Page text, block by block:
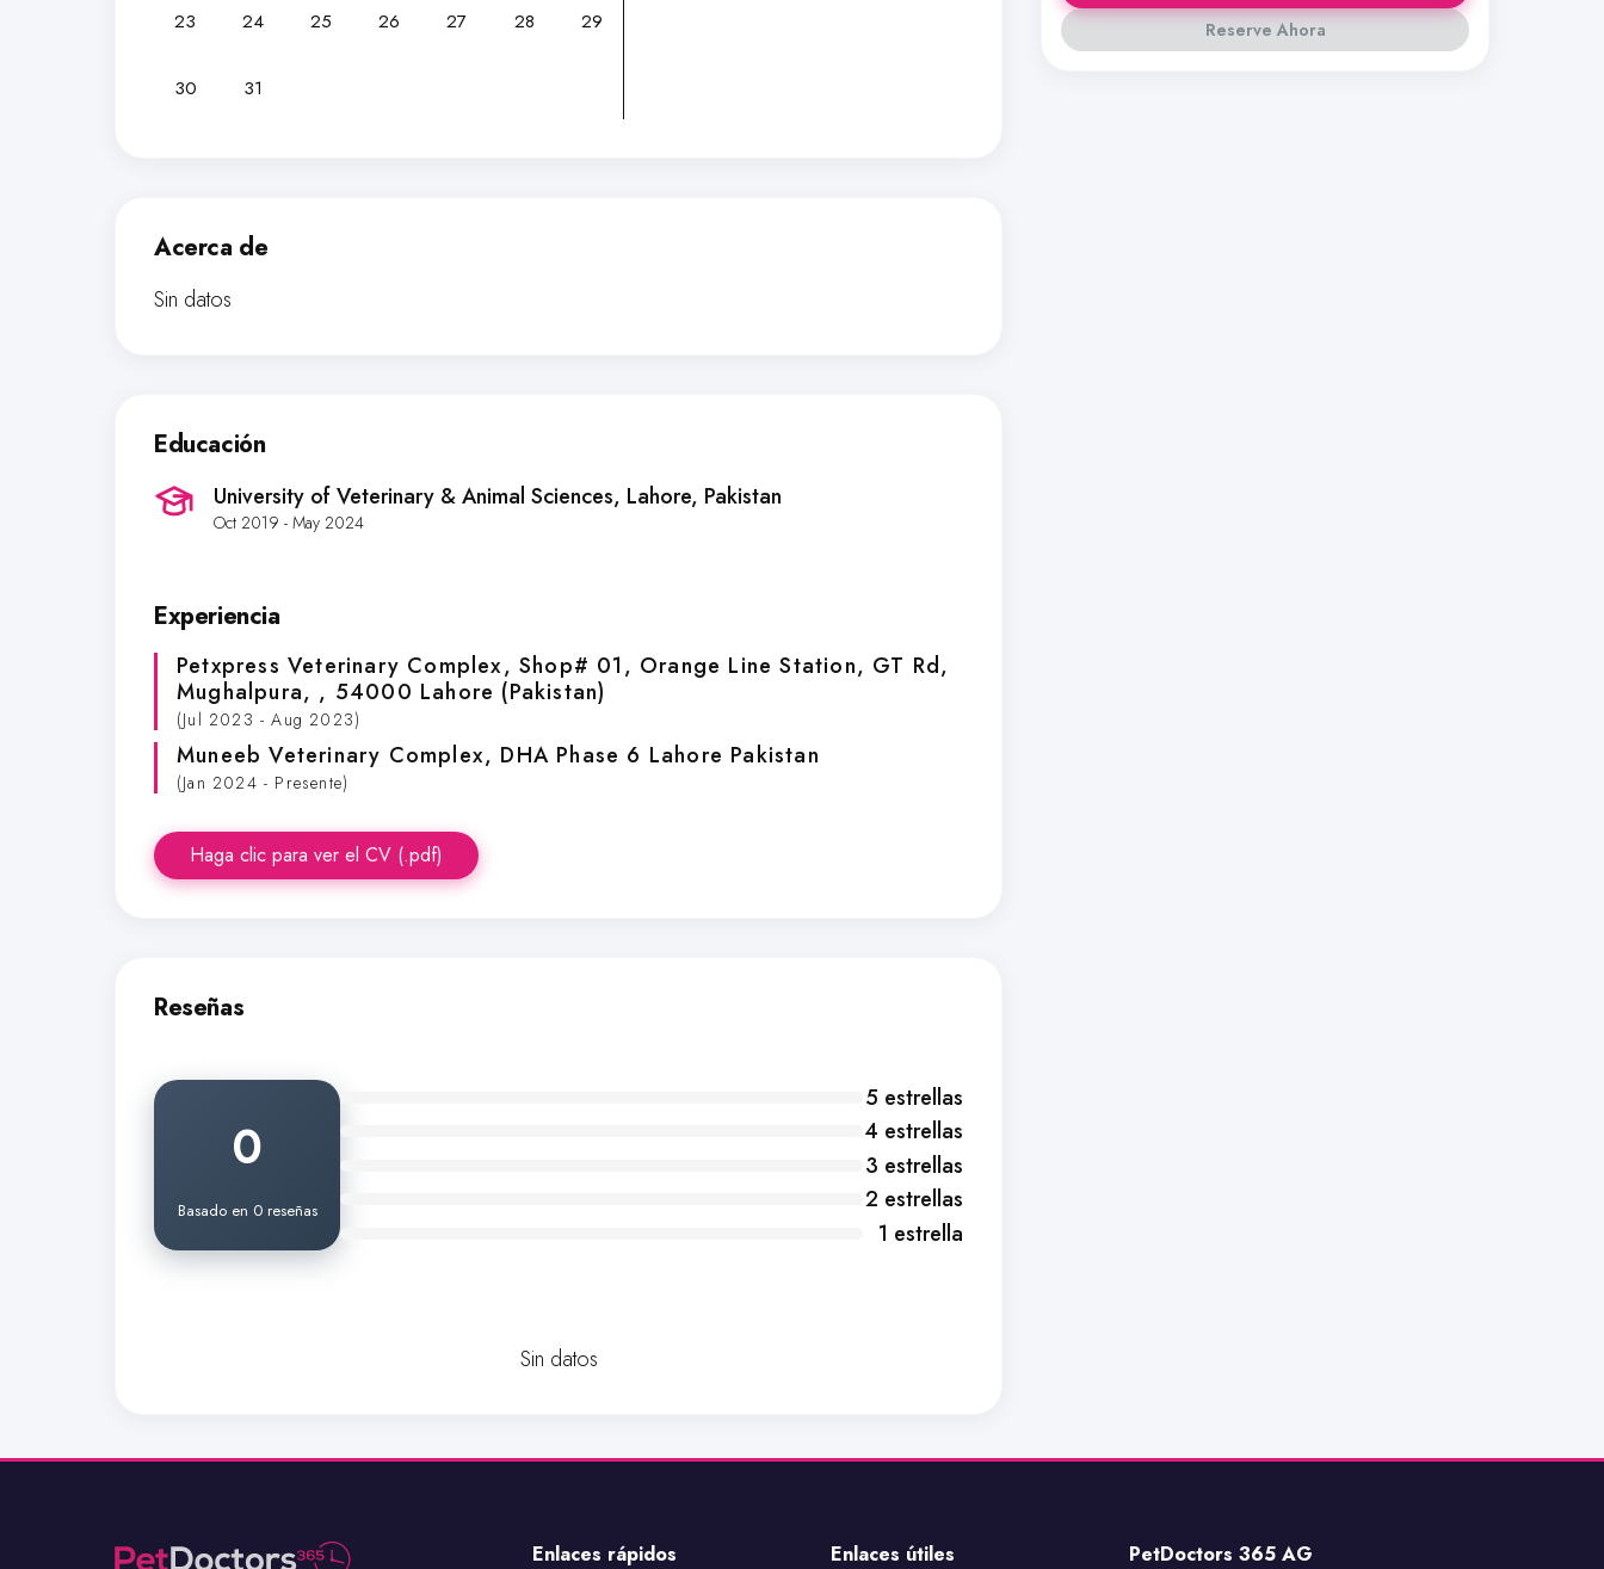
23 24 25 26 27 28 29
30 31
Acerca de
Sin datos
Educación
University of Veterinary & Animal Sciences, Lahore, Pakistan
Oct 2019 - May 2024
Experiencia
Petxpress Veterinary Complex, Shop# 01, Orange Line Station, GT Rd,
Mughalpura, , 54000 Lahore (Pakistan)
(Jul 2023 - Aug 2023)
Muneeb Veterinary Complex, DHA Phase 6 Lahore Pakistan
(Jan 2024 - Presente)
Haga clic para ver el CV (.pdf)
Reseñas
0
Basado en 0 reseñas
5 estrellas
4 estrellas
3 estrellas
2 estrellas
1 estrella
Sin datos
Reserve Ahora
Enlaces rápidos Enlaces útiles PetDoctors 365 AG